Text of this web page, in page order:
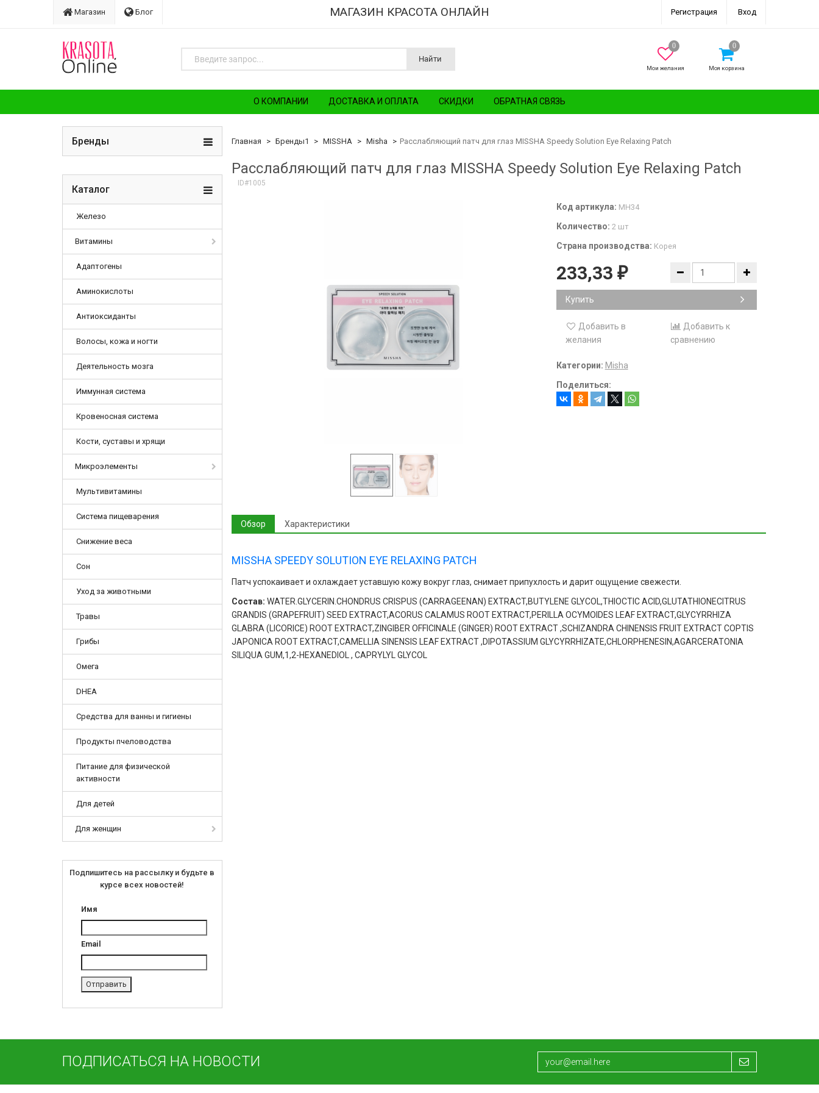
Магазин Блог МАГАЗИН КРАСОТА ОНЛАЙН Регистрация Вход
Найти
Мои желания Моя корзина
О КОМПАНИИ ДОСТАВКА И ОПЛАТА СКИДКИ ОБРАТНАЯ СВЯЗЬ
Бренды
Каталог
Железо
Витамины
Адаптогены
Аминокислоты
Антиоксиданты
Волосы, кожа и ногти
Деятельность мозга
Иммунная система
Кровеносная система
Кости, суставы и хрящи
Микроэлементы
Мультивитамины
Система пищеварения
Снижение веса
Сон
Уход за животными
Травы
Грибы
Омега
DHEA
Средства для ванны и гигиены
Продукты пчеловодства
Питание для физической
активности
Для детей
Для женщин
Подпишитесь на рассылку и будьте в
курсе всех новостей!
Имя
Email
Главная Бренды1 MISSHA Misha Расслабляющий патч для глаз MISSHA Speedy Solution Eye Relaxing Patch
Расслабляющий патч для глаз MISSHA Speedy Solution Eye Relaxing Patch
ID#1005
Код артикула: MH34
Количество: 2 шт
Страна производства: Корея
233,33 ₽
Купить
Добавить в
желания
Добавить к
сравнению
Категории: Misha
Поделиться:
Обзор Характеристики
MISSHA SPEEDY SOLUTION EYE RELAXING PATCH
Патч успокаивает и охлаждает уставшую кожу вокруг глаз, снимает припухлость и дарит ощущение свежести.
Состав: WATER.GLYCERIN.CHONDRUS CRISPUS (CARRAGEENAN) EXTRACT,BUTYLENE GLYCOL,THIOCTIC ACID,GLUTATHIONECITRUS
GRANDIS (GRAPEFRUIT) SEED EXTRACT,ACORUS CALAMUS ROOT EXTRACT,PERILLA OCYMOIDES LEAF EXTRACT,GLYCYRRHIZA
GLABRA (LICORICE) ROOT EXTRACT,ZINGIBER OFFICINALE (GINGER) ROOT EXTRACT ,SCHIZANDRA CHINENSIS FRUIT EXTRACT COPTIS
JAPONICA ROOT EXTRACT,CAMELLIA SINENSIS LEAF EXTRACT ,DIPOTASSIUM GLYCYRRHIZATE,CHLORPHENESIN,AGARCERATONIA
SILIQUA GUM,1,2-HEXANEDIOL , CAPRYLYL GLYCOL
ПОДПИСАТЬСЯ НА НОВОСТИ